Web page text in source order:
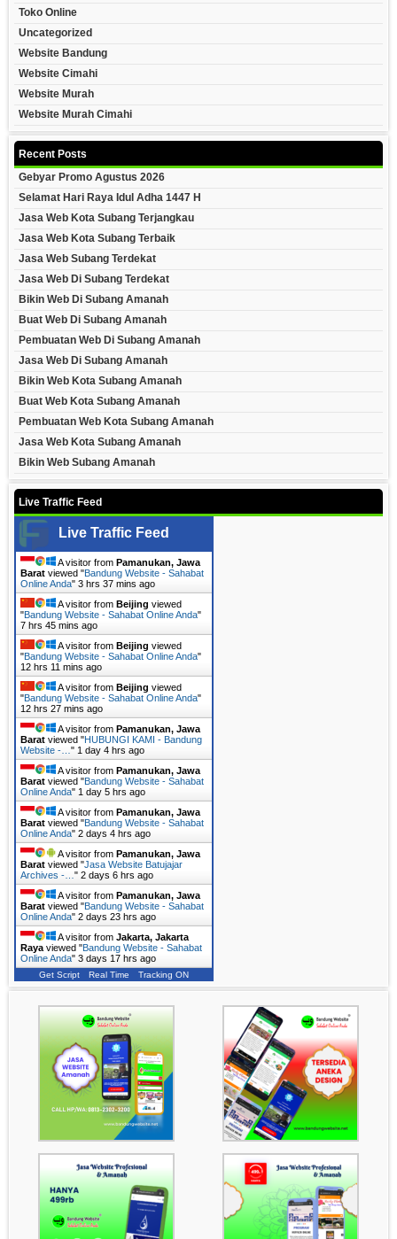
Toko Online
Uncategorized
Website Bandung
Website Cimahi
Website Murah
Website Murah Cimahi
Recent Posts
Gebyar Promo Agustus 2026
Selamat Hari Raya Idul Adha 1447 H
Jasa Web Kota Subang Terjangkau
Jasa Web Kota Subang Terbaik
Jasa Web Subang Terdekat
Jasa Web Di Subang Terdekat
Bikin Web Di Subang Amanah
Buat Web Di Subang Amanah
Pembuatan Web Di Subang Amanah
Jasa Web Di Subang Amanah
Bikin Web Kota Subang Amanah
Buat Web Kota Subang Amanah
Pembuatan Web Kota Subang Amanah
Jasa Web Kota Subang Amanah
Bikin Web Subang Amanah
Live Traffic Feed
Live Traffic Feed
A visitor from Pamanukan, Jawa
Barat viewed "Bandung Website - Sahabat
Online Anda" 3 hrs 37 mins ago
A visitor from Beijing viewed
"Bandung Website - Sahabat Online Anda"
7 hrs 45 mins ago
A visitor from Beijing viewed
"Bandung Website - Sahabat Online Anda"
12 hrs 11 mins ago
A visitor from Beijing viewed
"Bandung Website - Sahabat Online Anda"
12 hrs 27 mins ago
A visitor from Pamanukan, Jawa
Barat viewed "HUBUNGI KAMI - Bandung
Website -… " 1 day 4 hrs ago
A visitor from Pamanukan, Jawa
Barat viewed "Bandung Website - Sahabat
Online Anda" 1 day 5 hrs ago
A visitor from Pamanukan, Jawa
Barat viewed "Bandung Website - Sahabat
Online Anda" 2 days 4 hrs ago
A visitor from Pamanukan, Jawa
Barat viewed "Jasa Website Batujajar
Archives -… " 2 days 6 hrs ago
A visitor from Pamanukan, Jawa
Barat viewed "Bandung Website - Sahabat
Online Anda" 2 days 23 hrs ago
A visitor from Jakarta, Jakarta
Raya viewed "Bandung Website - Sahabat
Online Anda" 3 days 17 hrs ago
Get Script Real Time Tracking ON